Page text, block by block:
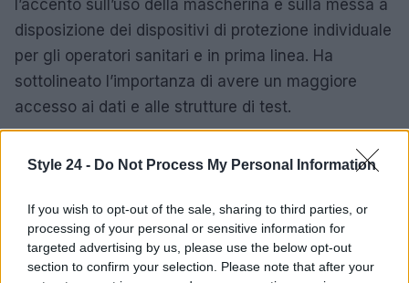
Style 24 - Do Not Process My Personal Information
If you wish to opt-out of the sale, sharing to third parties, or
processing of your personal or sensitive information for
targeted advertising by us, please use the below opt-out
section to confirm your selection. Please note that after your
l’accento sull’uso della mascherina e sulla messa a
disposizione dei dispositivi di protezione individuale
per gli operatori sanitari e in prima linea. Ha
sottolineato l’importanza di avere un maggiore
accesso ai dati e alle strutture di test.
FREDRICKA WHITFIELD CNN
Atlanta nel 2002, appena un anno dopo aver
lasciato la NBC. Dal suo cameo al quartier generale
della CNN ad Atlanta, ha riferito di notizie